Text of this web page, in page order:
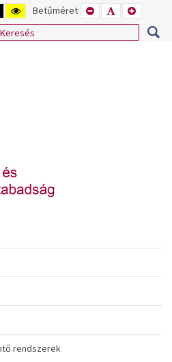
FEKETE
NAGY
KONTRASZTÚ
SÁRGA
FEKETE
Betűméret KISEBB
BETŰTÍPUS
BEÁLLÍTÁSA
BETŰMÉRET
BEÁLLÍTÁSA
rendszerek